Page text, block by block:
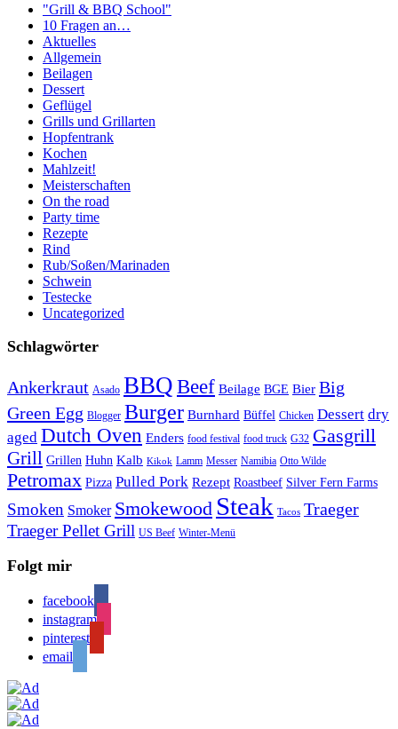
"Grill & BBQ School"
10 Fragen an…
Aktuelles
Allgemein
Beilagen
Dessert
Geflügel
Grills und Grillarten
Hopfentrank
Kochen
Mahlzeit!
Meisterschaften
On the road
Party time
Rezepte
Rind
Rub/Soßen/Marinaden
Schwein
Testecke
Uncategorized
Schlagwörter
Ankerkraut Asado BBQBeef Beilage BGE Bier Big
Green Egg Blogger Burger Burnhard Büffel Chicken Dessert dry
aged Dutch Oven Enders food festival food truck G32 Gasgrill
Grill Grillen Huhn Kalb Kikok Lamm Messer Namibia Otto Wilde
Petromax Pizza Pulled Pork Rezept Roastbeef Silver Fern Farms
Smoken Smoker Smokewood Steak Tacos Traeger
Traeger Pellet Grill US Beef Winter-Menü
Folgt mir
facebook
instagram
pinterest
email